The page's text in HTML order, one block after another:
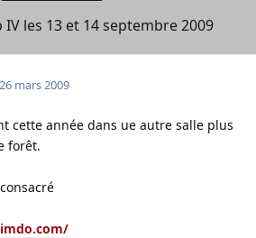
IV les 13 et 14 septembre 2009
26 mars 2009
cette année dans ue autre salle plus
forêt.